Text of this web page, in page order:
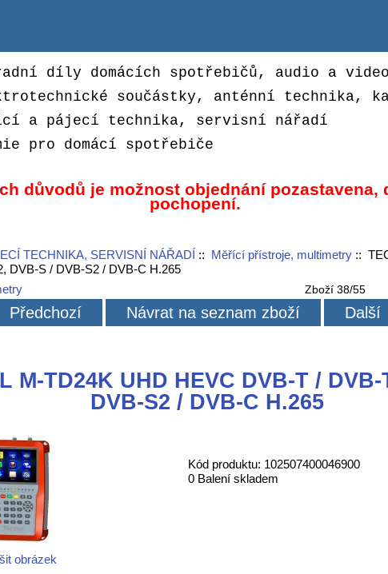
díly domácích spotřebičů, audio a
součástky, anténní technika,
a pájecí technika, servisní nářadí
pro domácí spotřebiče
důvodů je možnost objednání pozastavena,
pochopení.
TECHNIKA, SERVISNÍ NÁŘADÍ :: Měřící přístroje, multimetry::
DVB-S / DVB-S2 / DVB-C H.265
Zboží 38/55
Předchozí Návrat na seznam zboží Další
M-TD24K UHD HEVC DVB-T /
DVB-S2 / DVB-C H.265
obrázek
Kód produktu: 102507400046900
0 Balení skladem